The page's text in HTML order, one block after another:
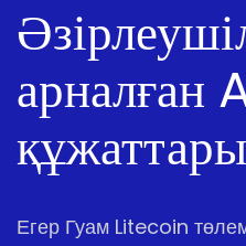
арналған
құжаттары
Егер Гуам Litecoin төлем